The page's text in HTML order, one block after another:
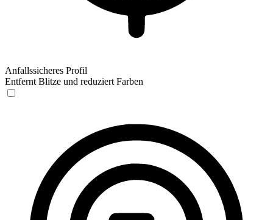
Anfallssicheres Profil
Entfernt Blitze und reduziert Farben